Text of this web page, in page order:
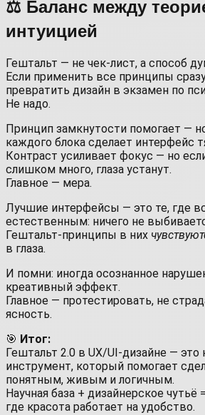
⚖️ Баланс между
интуицией
Гештальт — не чек-лист, а способ
Если применить все принципы
превратить дизайн в экзамен по
Не надо.
Принцип замкнутости помогает —
каждого блока сделает интерфейс
Контраст усиливает фокус — но
слишком много, глаза устанут.
Главное — мера.
Лучшие интерфейсы — это те, где
естественным: ничего не
Гештальт-принципы в них
в глаза.
И помни: иногда осознанное
креативный эффект.
Главное — протестировать, не
ясность.
🎯 Итог:
Гештальт 2.0 в UX/UI-дизайне — это
инструмент, который помогает
понятным, живым и логичным.
Научная база + дизайнерское чутьё
где красота работает на удобство.